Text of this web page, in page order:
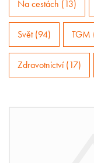
Na cestách (13)
Svět (94) TGM
Zdravotnictví (17)